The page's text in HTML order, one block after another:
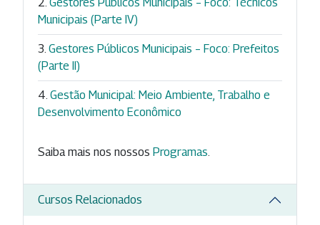
Municipais (Parte IV)
Gestores Públicos Municipais – Foco: Prefeitos
(Parte II)
Gestão Municipal: Meio Ambiente, Trabalho e
Desenvolvimento Econômico
Saiba mais nos nossos Programas
Cursos Relacionados